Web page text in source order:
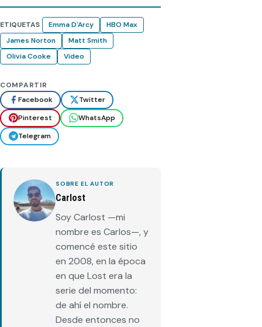
ETIQUETAS Emma D'Arcy
HBO Max
James Norton
Matt Smith
Olivia Cooke
Video
COMPARTIR
Facebook
Twitter
Pinterest
WhatsApp
Telegram
SOBRE EL AUTOR
Carlost
Soy Carlost —mi
nombre es Carlos—, y
comencé este sitio
en 2008, en la época
en que Lost era la
serie del momento:
de ahí el nombre.
Desde entonces no